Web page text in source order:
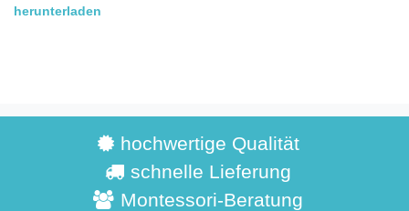
herunterladen
hochwertige Qualität
schnelle Lieferung
Montessori-Beratung